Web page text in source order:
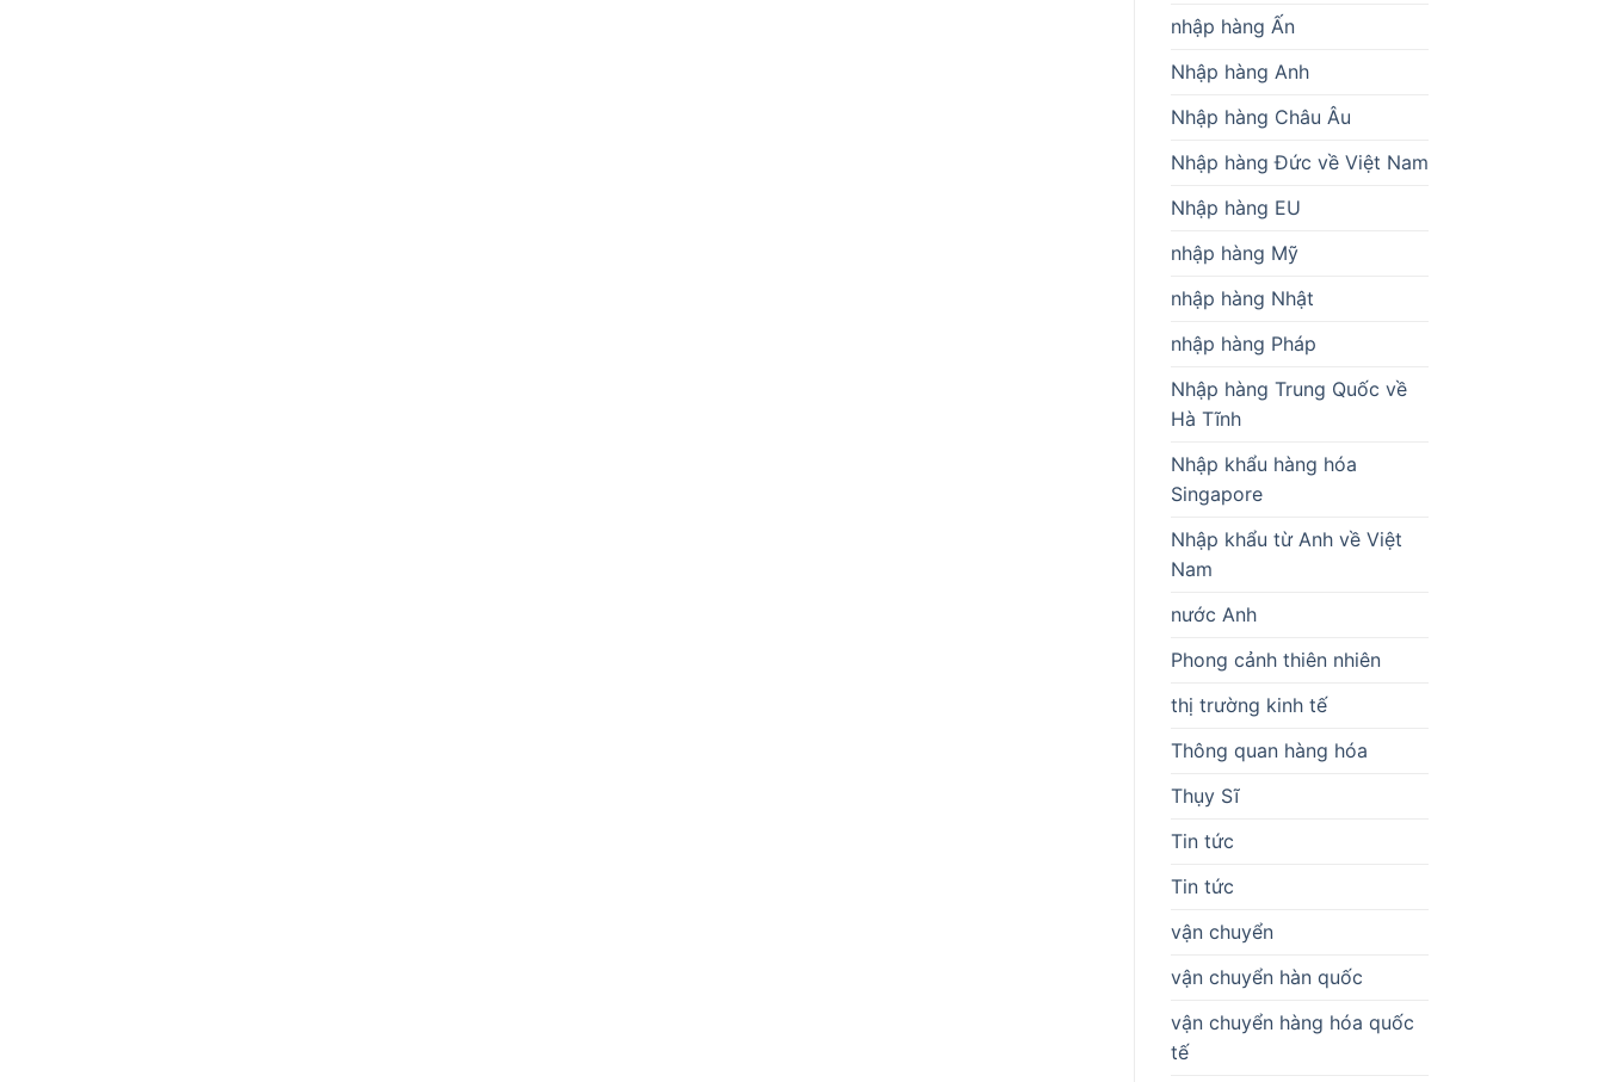
nhập hàng Ấn
Nhập hàng Anh
Nhập hàng Châu Âu
Nhập hàng Đức về Việt Nam
Nhập hàng EU
nhập hàng Mỹ
nhập hàng Nhật
nhập hàng Pháp
Nhập hàng Trung Quốc về
Hà Tĩnh
Nhập khẩu hàng hóa
Singapore
Nhập khẩu từ Anh về Việt
Nam
nước Anh
Phong cảnh thiên nhiên
thị trường kinh tế
Thông quan hàng hóa
Thụy Sĩ
Tin tức
Tin tức
vận chuyển
vận chuyển hàn quốc
vận chuyển hàng hóa quốc
tế